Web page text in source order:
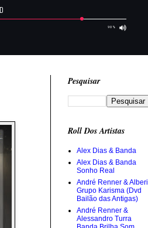
Pesquisar
Roll Dos Artistas
Alex Dias & Banda
Alex Dias & Banda
Sonho Real
André Renner & Alberi
Grupo Karisma (Dvd
Bailão das Antigas)
André Renner &
Alessandro Turra